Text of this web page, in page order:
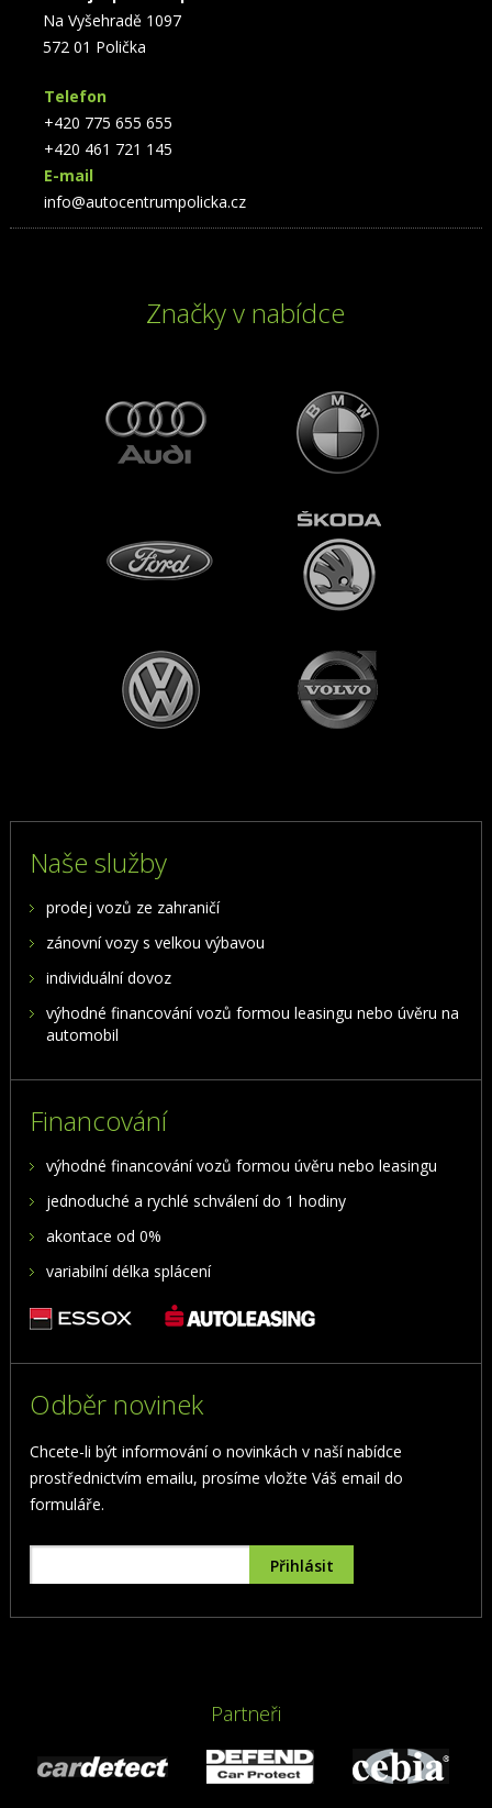
Na Vyšehradě 1097
572 01 Polička
Telefon
+420 775 655 655
+420 461 721 145
E-mail
info@autocentrumpolicka.cz
Značky v nabídce
Naše služby
prodej vozů ze zahraničí
zánovní vozy s velkou výbavou
individuální dovoz
výhodné financování vozů formou leasingu nebo úvěru na
automobil
Financování
výhodné financování vozů formou úvěru nebo leasingu
jednoduché a rychlé schválení do 1 hodiny
akontace od 0%
variabilní délka splácení
Odběr novinek
Chcete-li být informování o novinkách v naší nabídce
prostřednictvím emailu, prosíme vložte Váš email do
formuláře.
Partneři